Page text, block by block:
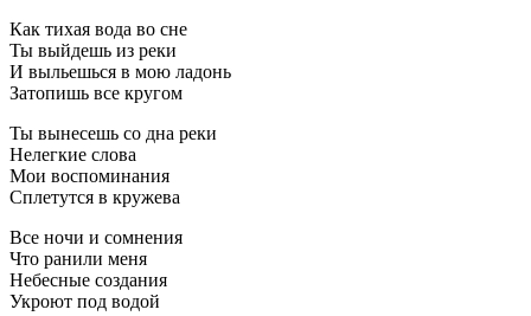
Как тихая вода во сне
Ты выйдешь из реки
И выльешься в мою ладонь
Затопишь все кругом
Ты вынесешь со дна реки
Нелегкие слова
Мои воспоминания
Сплетутся в кружева
Все ночи и сомнения
Что ранили меня
Небесные создания
Укроют под водой